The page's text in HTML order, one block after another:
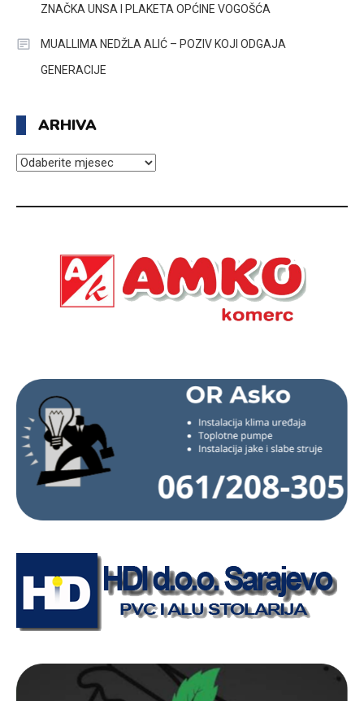
ZNAČKA UNSA I PLAKETA OPĆINE VOGOŠĆA
MUALLIMA NEDŽLA ALIĆ – POZIV KOJI ODGAJA
GENERACIJE
ARHIVA
ARHIVA